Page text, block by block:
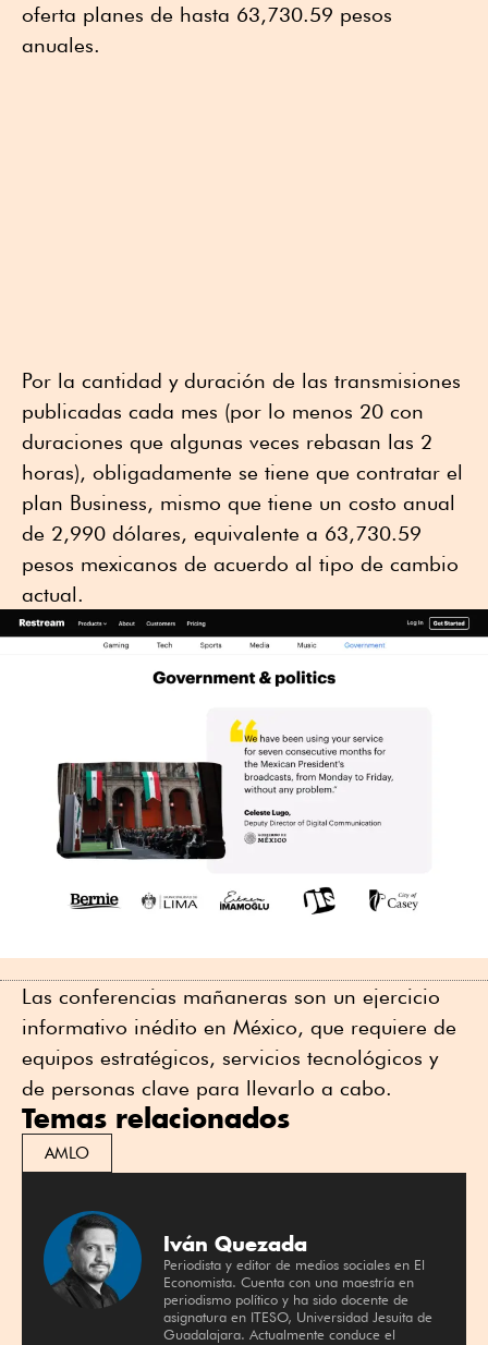
oferta planes de hasta 63,730.59 pesos
anuales.
Por la cantidad y duración de las transmisiones
publicadas cada mes (por lo menos 20 con
duraciones que algunas veces rebasan las 2
horas), obligadamente se tiene que contratar el
plan Business, mismo que tiene un costo anual
de 2,990 dólares, equivalente a 63,730.59
pesos mexicanos de acuerdo al tipo de cambio
actual.
Las conferencias mañaneras son un ejercicio
informativo inédito en México, que requiere de
equipos estratégicos, servicios tecnológicos y
de personas clave para llevarlo a cabo.
Temas relacionados
AMLO
Iván Quezada
Periodista y editor de medios sociales en El
Economista. Cuenta con una maestría en
periodismo político y ha sido docente de
asignatura en ITESO, Universidad Jesuita de
Guadalajara. Actualmente conduce el